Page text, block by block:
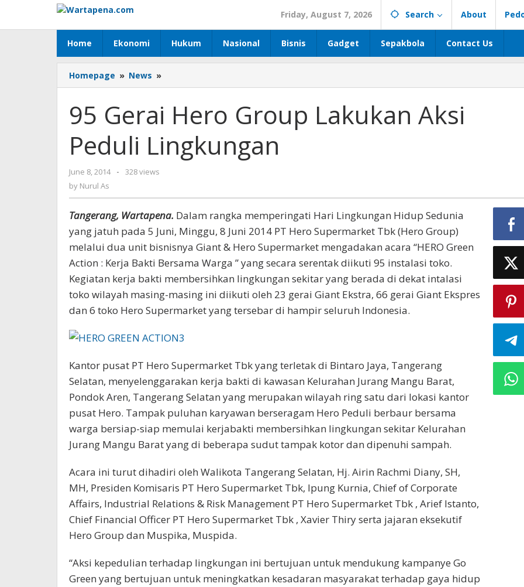
content
Friday, August 7, 2026 Search About
Home Ekonomi Hukum Nasional Bisnis Gadget Sepakbola Contact Us
Homepage » News »
Gerai
Group
Lakukan
Peduli
Lingkungan
95 Gerai Hero Group Lakukan Aksi
Peduli Lingkungan
June 8, 2014
by
-
328 views
by Nurul As
Tangerang, Wartapena. Dalam rangka memperingati Hari Lingkungan Hidup Sedunia
yang jatuh pada 5 Juni, Minggu, 8 Juni 2014 PT Hero Supermarket Tbk (Hero Group)
melalui dua unit bisnisnya Giant & Hero Supermarket mengadakan acara “HERO Green
Action : Kerja Bakti Bersama Warga ” yang secara serentak diikuti 95 instalasi toko.
Kegiatan kerja bakti membersihkan lingkungan sekitar yang berada di dekat intalasi
toko wilayah masing-masing ini diikuti oleh 23 gerai Giant Ekstra, 66 gerai Giant Ekspres
dan 6 toko Hero Supermarket yang tersebar di hampir seluruh Indonesia.
Kantor pusat PT Hero Supermarket Tbk yang terletak di Bintaro Jaya, Tangerang
Selatan, menyelenggarakan kerja bakti di kawasan Kelurahan Jurang Mangu Barat,
Pondok Aren, Tangerang Selatan yang merupakan wilayah ring satu dari lokasi kantor
pusat Hero. Tampak puluhan karyawan berseragam Hero Peduli berbaur bersama
warga bersiap-siap memulai kerjabakti membersihkan lingkungan sekitar Kelurahan
Jurang Mangu Barat yang di beberapa sudut tampak kotor dan dipenuhi sampah.
Acara ini turut dihadiri oleh Walikota Tangerang Selatan, Hj. Airin Rachmi Diany, SH,
MH, Presiden Komisaris PT Hero Supermarket Tbk, Ipung Kurnia, Chief of Corporate
Affairs, Industrial Relations & Risk Management PT Hero Supermarket Tbk , Arief Istanto,
Chief Financial Officer PT Hero Supermarket Tbk , Xavier Thiry serta jajaran eksekutif
Hero Group dan Muspika, Muspida.
“Aksi kepedulian terhadap lingkungan ini bertujuan untuk mendukung kampanye Go
Green yang bertujuan untuk meningkatkan kesadaran masyarakat terhadap gaya hidup